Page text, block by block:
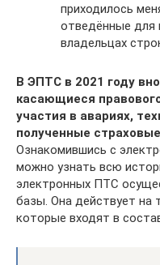
приходилось
отведённые для
владельцах
В ЭПТС в 2021 году
касающиеся
участия в авариях,
полученные
Ознакомившись с
можно узнать всю
электронных ПТС
базы. Она действует на
которые входят в